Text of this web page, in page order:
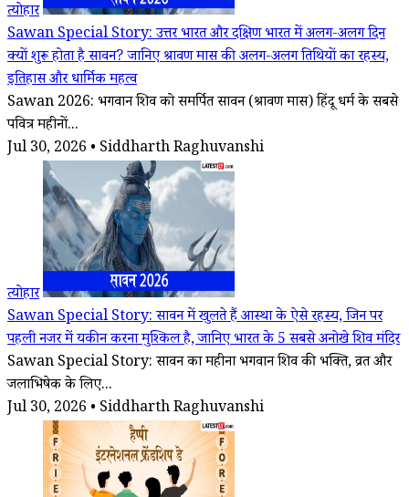
त्योहार
Sawan Special Story: उत्तर भारत और दक्षिण भारत में अलग-अलग दिन
क्यों शुरू होता है सावन? जानिए श्रावण मास की अलग-अलग तिथियों का रहस्य,
इतिहास और धार्मिक महत्व
Sawan 2026: भगवान शिव को समर्पित सावन (श्रावण मास) हिंदू धर्म के सबसे
पवित्र महीनों...
Jul 30, 2026 • Siddharth Raghuvanshi
त्योहार
Sawan Special Story: सावन में खुलते हैं आस्था के ऐसे रहस्य, जिन पर
पहली नजर में यकीन करना मुश्किल है, जानिए भारत के 5 सबसे अनोखे शिव मंदिर
Sawan Special Story: सावन का महीना भगवान शिव की भक्ति, व्रत और
जलाभिषेक के लिए...
Jul 30, 2026 • Siddharth Raghuvanshi